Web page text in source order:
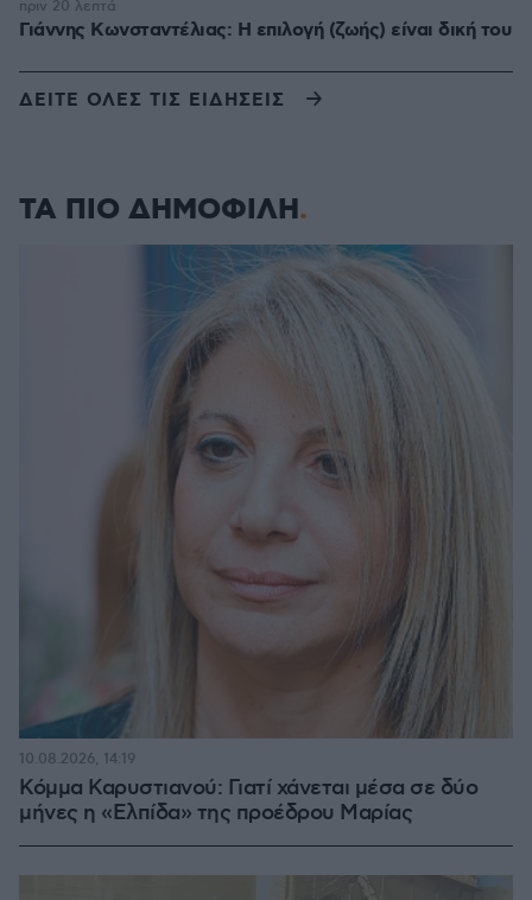
Γιάννης Κωνσταντέλιας: Η επιλογή (ζωής) είναι δική του
πριν 20 λεπτά
ΔΕΙΤΕ ΟΛΕΣ ΤΙΣ ΕΙΔΗΣΕΙΣ
ΤΑ ΠΙΟ ΔΗΜΟΦΙΛΗ
Κόμμα Καρυστιανού: Γιατί χάνεται μέσα σε δύο
μήνες η «Ελπίδα» της προέδρου Μαρίας
10.08.2026, 14:19